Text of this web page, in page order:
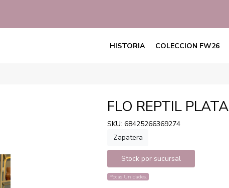
HISTORIA COLECCION FW26
FLO REPTIL PLATA
SKU: 68425266369274
Zapatera
Stock por sucursal
Pocas Unidades.